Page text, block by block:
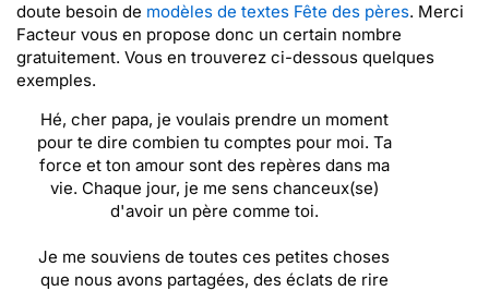
doute besoin de modèles de textes Fête des pères. Merci
Facteur vous en propose donc un certain nombre
gratuitement. Vous en trouverez ci-dessous quelques
exemples.
Hé, cher papa, je voulais prendre un moment
pour te dire combien tu comptes pour moi. Ta
force et ton amour sont des repères dans ma
vie. Chaque jour, je me sens chanceux(se)
d'avoir un père comme toi.
Je me souviens de toutes ces petites choses
que nous avons partagées, des éclats de rire